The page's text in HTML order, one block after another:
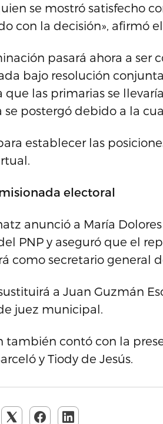
se mostró satisfecho
con la decisión», afirmó
pasará ahora a ser
bajo resolución
que las primarias se
se postergó debido a la
establecer las
electoral
anunció a María
PNP y aseguró que el
como secretario general
a Juan Guzmán
juez municipal.
también contó con la
y Tiody de Jesús.